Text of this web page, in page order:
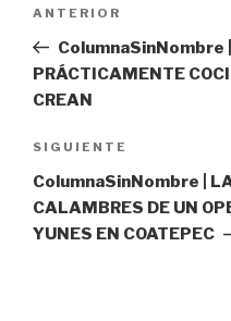
entradas
Entrada
anterior:
ANTERIOR
ColumnaSinNombre
PRÁCTICAMENTE
CREAN
Siguiente
entrada
SIGUIENTE
ColumnaSinNombre |
CALAMBRES DE UN
YUNES EN COATEPEC